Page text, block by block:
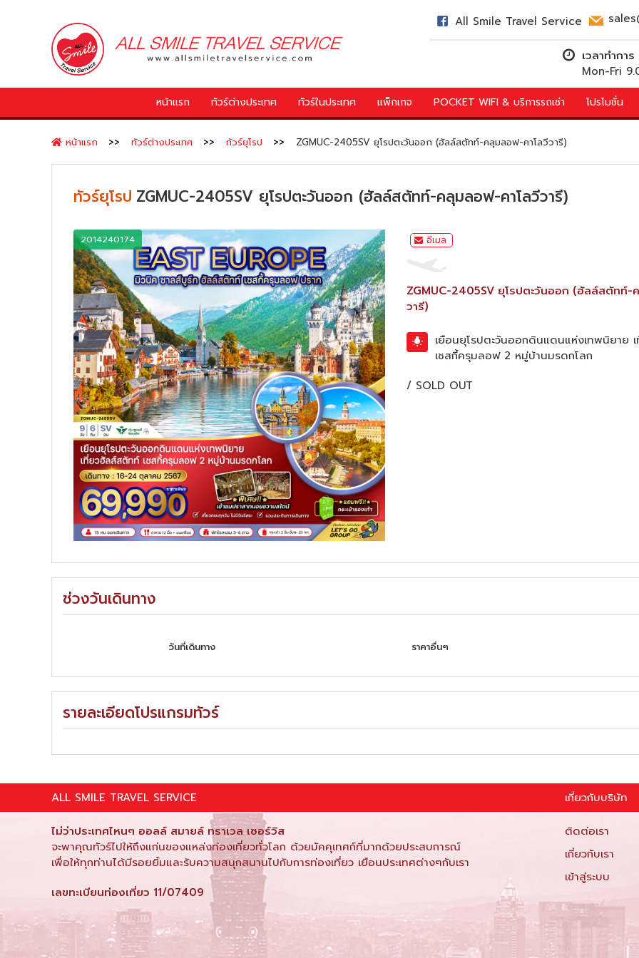
All Smile Travel Service
เวลาทำการ
Mon-Fri
หน้าแรก ทัวร์ต่างประเทศ ทัวร์ในประเทศ แพ็กเกจ POCKET WIFI & บริการรถเช่า โปรโมชั่น
หน้าแรก ทัวร์ต่างประเทศ ทัวร์ยุโรป ZGMUC-2405SV ยุโรปตะวันออก (ฮัลล์สตัทท์-คลุมลอฟ-คาโลวีวารี)
ทัวร์ยุโรป ZGMUC-2405SV ยุโรปตะวันออก (ฮัลล์สตัทท์-คลุมลอฟ-คาโลวีวารี)
2014240174 อีเมล
ZGMUC-2405SV ยุโรปตะวันออก (ฮัลล์สตัทท์-
วารี)
เยือนยุโรปตะวันออกดินแดนแห่งเทพนิยาย
เชสกี้ครุมลอฟ 2 หมู่บ้านมรดกโลก
/ SOLD OUT
ช่วงวันเดินทาง
วันที่เดินทาง ราคาอื่นๆ
รายละเอียดโปรแกรมทัวร์
ALL SMILE TRAVEL SERVICE
ไม่ว่าประเทศไหนๆ ออลล์ สมายล์ ทราเวล เซอร์วิส
จะพาคุณทัวร์ไปให้ถึงแก่นของแหล่งท่องเที่ยวทั่วโลก ด้วยมัคคุเทศก์ที่มากด้วยประสบการณ์
เพื่อให้ทุกท่านได้มีรอยยิ้มและรับความสนุกสนานไปกับการท่องเที่ยว เยือนประเทศต่างๆกับเรา
เลขทะเบียนท่องเที่ยว 11/07409
เกี่ยวกับบริษัท
ติดต่อเรา
เกี่ยวกับเรา
เข้าสู่ระบบ